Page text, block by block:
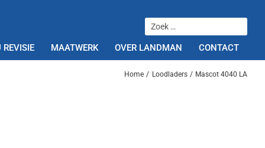
REVISIE MAATWERK OVER LANDMAN CONTACT
Home Loodladers Mascot 4040 LA